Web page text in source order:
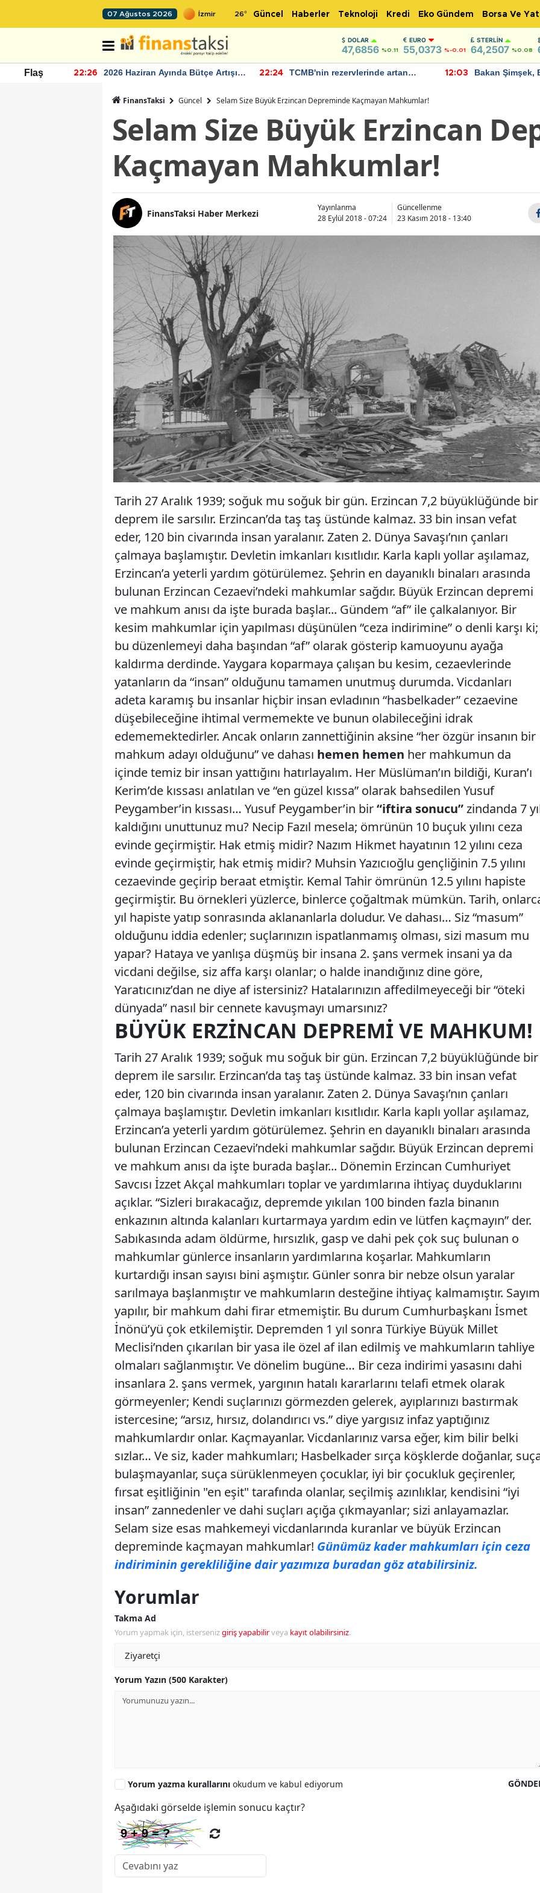
07 Ağustos 2026 26° Güncel Haberler Teknoloji Kredi Eko Gündem Borsa Ve
DOLAR
47,6856 %0.11
EURO
55,0373 %-0.01
STERLIN
64,2507 %0.08
Flaş 22:26
2026 Haziran Ayında Bütçe Artışı
22:24
TCMB'nin rezervlerinde artan
12:03
Bakan Şimşek,
FinansTaksi Güncel Selam Size Büyük Erzincan Depreminde Kaçmayan Mahkumlar!
Selam Size Büyük Erzincan
Kaçmayan Mahkumlar!
FinansTaksi Haber Merkezi
Yayınlanma
28 Eylül 2018 - 07:24
Güncellenme
23 Kasım 2018 - 13:40
Tarih 27 Aralık 1939; soğuk mu soğuk bir gün. Erzincan 7,2 büyüklüğünde bir
deprem ile sarsılır. Erzincan’da taş taş üstünde kalmaz. 33 bin insan vefat
eder, 120 bin civarında insan yaralanır. Zaten 2. Dünya Savaşı’nın çanları
çalmaya başlamıştır. Devletin imkanları kısıtlıdır. Karla kaplı yollar aşılamaz,
Erzincan’a yeterli yardım götürülemez. Şehrin en dayanıklı binaları arasında
bulunan Erzincan Cezaevi’ndeki mahkumlar sağdır. Büyük Erzincan depremi
ve mahkum anısı da işte burada başlar... Gündem “af” ile çalkalanıyor. Bir
kesim mahkumlar için yapılması düşünülen “ceza indirimine” o denli karşı ki;
bu düzenlemeyi daha başından “af” olarak gösterip kamuoyunu ayağa
kaldırma derdinde. Yaygara koparmaya çalışan bu kesim, cezaevlerinde
yatanların da “insan” olduğunu tamamen unutmuş durumda. Vicdanları
adeta karamış bu insanlar hiçbir insan evladının “hasbelkader” cezaevine
düşebileceğine ihtimal vermemekte ve bunun olabileceğini idrak
edememektedirler. Ancak onların zannettiğinin aksine “her özgür insanın bir
mahkum adayı olduğunu” ve dahası hemen hemen her mahkumun da
içinde temiz bir insan yattığını hatırlayalım. Her Müslüman’ın bildiği, Kuran’ı
Kerim’de kıssası anlatılan ve “en güzel kıssa” olarak bahsedilen Yusuf
Peygamber’in kıssası… Yusuf Peygamber’in bir“iftira sonucu”zindanda 7
kaldığını unuttunuz mu? Necip Fazıl mesela; ömrünün 10 buçuk yılını ceza
evinde geçirmiştir. Hak etmiş midir? Nazım Hikmet hayatının 12 yılını ceza
evinde geçirmiştir, hak etmiş midir? Muhsin Yazıcıoğlu gençliğinin 7.5 yılını
cezaevinde geçirip beraat etmiştir. Kemal Tahir ömrünün 12.5 yılını hapiste
geçirmiştir. Bu örnekleri yüzlerce, binlerce çoğaltmak mümkün. Tarih,
yıl hapiste yatıp sonrasında aklananlarla doludur. Ve dahası… Siz “masum”
olduğunu iddia edenler; suçlarınızın ispatlanmamış olması, sizi masum mu
yapar? Hataya ve yanlışa düşmüş bir insana 2. şans vermek insani ya da
vicdani değilse, siz affa karşı olanlar; o halde inandığınız dine göre,
Yaratıcınız’dan ne diye af istersiniz? Hatalarınızın affedilmeyeceği bir “öteki
dünyada” nasıl bir cennete kavuşmayı umarsınız?
BÜYÜK ERZINCAN DEPREMI VE MAHKUM!
Tarih 27 Aralık 1939; soğuk mu soğuk bir gün. Erzincan 7,2 büyüklüğünde bir
deprem ile sarsılır. Erzincan’da taş taş üstünde kalmaz. 33 bin insan vefat
eder, 120 bin civarında insan yaralanır. Zaten 2. Dünya Savaşı’nın çanları
çalmaya başlamıştır. Devletin imkanları kısıtlıdır. Karla kaplı yollar aşılamaz,
Erzincan’a yeterli yardım götürülemez. Şehrin en dayanıklı binaları arasında
bulunan Erzincan Cezaevi’ndeki mahkumlar sağdır. Büyük Erzincan depremi
ve mahkum anısı da işte burada başlar... Dönemin Erzincan Cumhuriyet
Savcısı İzzet Akçal mahkumları toplar ve yardımlarına ihtiyaç duyduklarını
açıklar. “Sizleri bırakacağız, depremde yıkılan 100 binden fazla binanın
enkazının altında kalanları kurtarmaya yardım edin ve lütfen kaçmayın” der.
Sabıkasında adam öldürme, hırsızlık, gasp ve dahi pek çok suç bulunan o
mahkumlar günlerce insanların yardımlarına koşarlar. Mahkumların
kurtardığı insan sayısı bini aşmıştır. Günler sonra bir nebze olsun yaralar
sarılmaya başlanmıştır ve mahkumların desteğine ihtiyaç kalmamıştır. Sayım
yapılır, bir mahkum dahi firar etmemiştir. Bu durum Cumhurbaşkanı İsmet
İnönü’yü çok etkilemiştir. Depremden 1 yıl sonra Türkiye Büyük Millet
Meclisi’nden çıkarılan bir yasa ile özel af ilan edilmiş ve mahkumların tahliye
olmaları sağlanmıştır. Ve dönelim bugüne… Bir ceza indirimi yasasını dahi
insanlara 2. şans vermek, yargının hatalı kararlarını telafi etmek olarak
görmeyenler; Kendi suçlarınızı görmezden gelerek, ayıplarınızı bastırmak
istercesine; “arsız, hırsız, dolandırıcı vs.” diye yargısız infaz yaptığınız
mahkumlardır onlar. Kaçmayanlar. Vicdanlarınız varsa eğer, kim bilir belki
sızlar… Ve siz, kader mahkumları; Hasbelkader sırça köşklerde doğanlar,
bulaşmayanlar, suça sürüklenmeyen çocuklar, iyi bir çocukluk geçirenler,
fırsat eşitliğinin "en eşit" tarafında olanlar, seçilmiş azınlıklar, kendisini “iyi
insan” zannedenler ve dahi suçları açığa çıkmayanlar; sizi anlayamazlar.
Selam size esas mahkemeyi vicdanlarında kuranlar ve büyük Erzincan
depreminde kaçmayan mahkumlar! Günümüz kader mahkumları için ceza
indiriminin gerekliliğine dair yazımıza buradan göz atabilirsiniz.
Yorumlar
Takma Ad
Yorum yapmak için, istersenizgiriş yapabilirveya kayıt olabilirsiniz.
Yorum Yazın (500 Karakter)
Yorum yazma kurallarını okudum ve kabul ediyorum
Aşağıdaki görselde işlemin sonucu kaçtır?